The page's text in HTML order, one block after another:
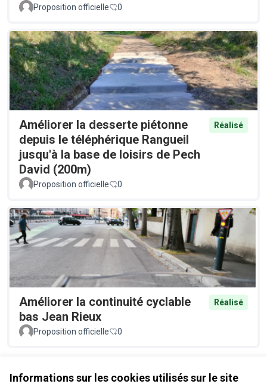
Informations sur les cookies utilisés sur le site
Proposition officielle 0
Améliorer la desserte piétonne
depuis le téléphérique Rangueil
jusqu'à la base de loisirs de Pech
David (200m)
Réalisé
Proposition officielle 0
Améliorer la continuité cyclable
bas Jean Rieux
Réalisé
Proposition officielle 0